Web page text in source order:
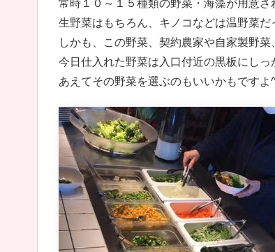
常時１０～１５種類の野菜・海藻が用意さ
生野菜はもちろん、キノコなどは温野菜
しかも、この野菜、契約農家や自家製野
今日仕入れた野菜は入口付近の黒板にし
あえてその野菜を選ぶのもいいかもですよ